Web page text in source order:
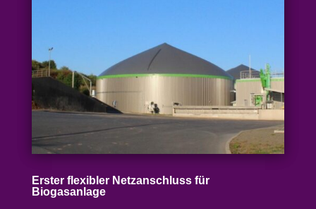
Erster flexibler Netz­an­schluss für
Biogasanlage